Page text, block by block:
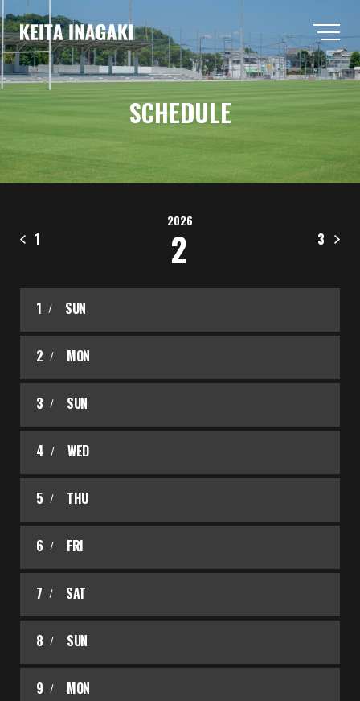
SCHEDULE
1 3
2026
2
1 SUN
2 MON
3 SUN
4 WED
5 THU
6 FRI
7 SAT
8 SUN
9 MON